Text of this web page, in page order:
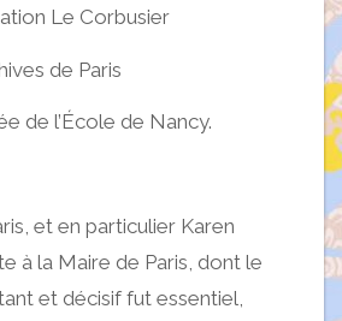
Le Corbusier
de Paris
de l’École de Nancy.
et en particulier Karen
à la Maire de Paris, dont le
et décisif fut essentiel,